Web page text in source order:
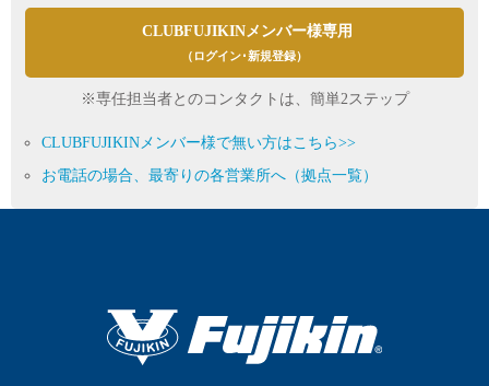
CLUBFUJIKINメンバー様専用
（ログイン･新規登録）
※専任担当者とのコンタクトは、簡単2ステップ
CLUBFUJIKINメンバー様で無い方はこちら>>
お電話の場合、最寄りの各営業所へ（拠点一覧）